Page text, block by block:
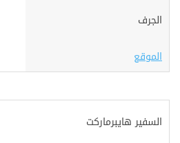
الجرف
الموقع
السفير هايبرماركت